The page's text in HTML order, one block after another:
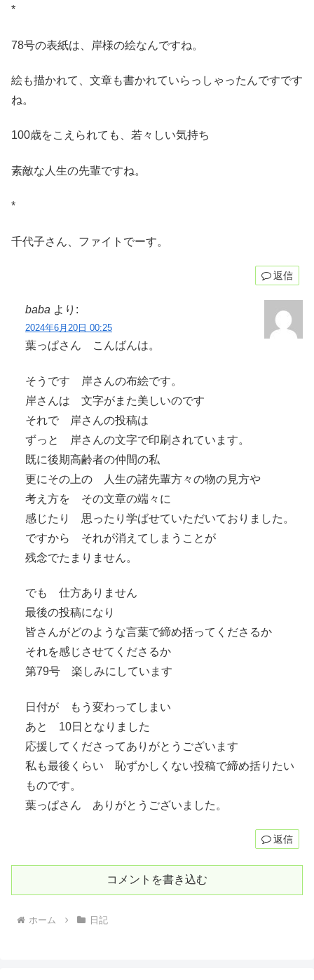
*
78号の表紙は、岸様の絵なんですね。
絵も描かれて、文章も書かれていらっしゃったんですです
ね。
100歳をこえられても、若々しい気持ち
素敵な人生の先輩ですね。
*
千代子さん、ファイトでーす。
返信
baba より:
2024年6月20日 00:25
葉っぱさん こんばんは。
そうです 岸さんの布絵です。
岸さんは 文字がまた美しいのです
それで 岸さんの投稿は
ずっと 岸さんの文字で印刷されています。
既に後期高齢者の仲間の私
更にその上の 人生の諸先輩方々の物の見方や
考え方を その文章の端々に
感じたり 思ったり学ばせていただいておりました。
ですから それが消えてしまうことが
残念でたまりません。
でも 仕方ありません
最後の投稿になり
皆さんがどのような言葉で締め括ってくださるか
それを感じさせてくださるか
第79号 楽しみにしています
日付が もう変わってしまい
あと 10日となりました
応援してくださってありがとうございます
私も最後くらい 恥ずかしくない投稿で締め括りたい
ものです。
葉っぱさん ありがとうございました。
返信
コメントを書き込む
ホーム 日記